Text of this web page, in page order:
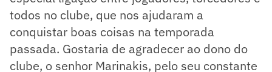
todos no clube, que nos ajudaram a
conquistar boas coisas na temporada
passada. Gostaria de agradecer ao dono do
clube, o senhor Marinakis, pelo seu constante